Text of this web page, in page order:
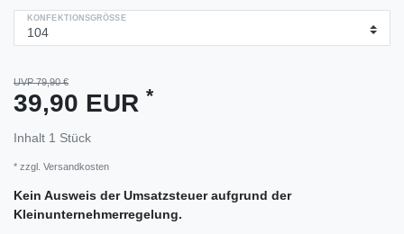
KONFEKTIONSGRÖSSE
UVP 79,90 €
39,90 EUR *
Inhalt 1 Stück
* zzgl. Versandkosten
Kein Ausweis der Umsatzsteuer aufgrund der
Kleinunternehmerregelung.